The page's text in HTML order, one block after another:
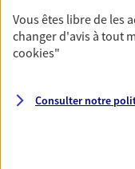
équipements et
responsabilité
Vous êtes libre de les
changer d'avis à tout
cookies"
Consulter notre